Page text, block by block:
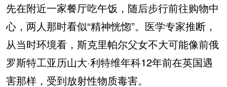
先在附近一家餐厅吃午饭，随后步行前往购物中
心，两人那时看似“精神恍惚”。医学专家推断，
从当时环境看，斯克里帕尔父女不大可能像前俄
罗斯特工亚历山大·利特维年科12年前在英国遇
害那样，受到放射性物质毒害。